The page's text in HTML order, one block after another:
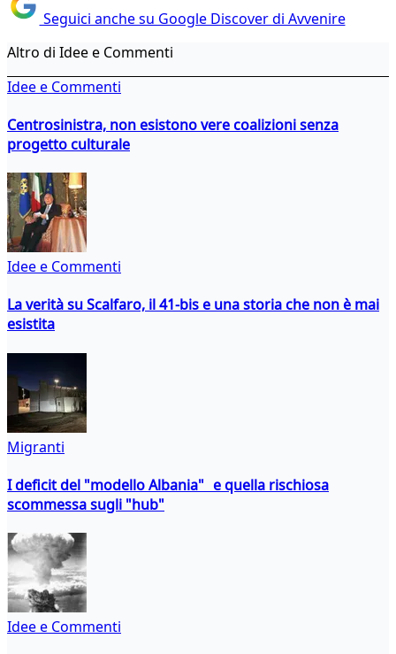
Seguici anche su Google Discover di Avvenire
Altro di Idee e Commenti
Idee e Commenti
Centrosinistra, non esistono vere coalizioni senza
progetto culturale
Idee e Commenti
La verità su Scalfaro, il 41-bis e una storia che non è mai
esistita
Migranti
I deficit del "modello Albania" e quella rischiosa
scommessa sugli "hub"
Idee e Commenti